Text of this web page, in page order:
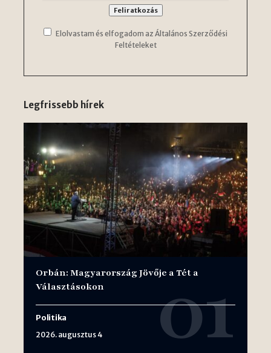
Elolvastam és elfogadom az Általános Szerződési
Feltételeket
Legfrissebb hírek
Orbán: Magyarország Jövője a Tét a
Választásokon
Politika
2026. augusztus 4